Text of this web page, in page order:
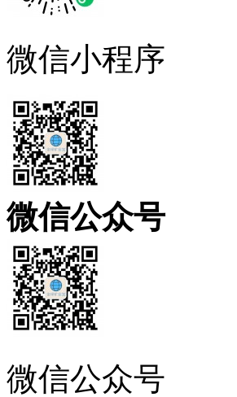
微信小程序
微信公众号
微信公众号